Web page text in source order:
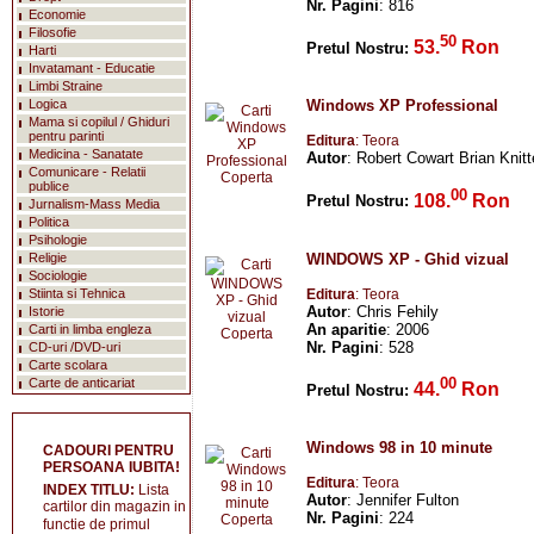
Nr. Pagini: 816
Pretul Nostru: 53.50 Ron
Windows XP Professional
Editura: Teora
Autor: Robert Cowart Brian
Pretul Nostru: 108.00 Ron
WINDOWS XP - Ghid vizual
Editura: Teora
Autor: Chris Fehily
An aparitie: 2006
Nr. Pagini: 528
Pretul Nostru: 44.00 Ron
Windows 98 in 10 minute
Editura: Teora
Autor: Jennifer Fulton
Nr. Pagini: 224
Economie
Filosofie
Harti
Invatamant - Educatie
Limbi Straine
Logica
Mama si copilul / Ghiduri
pentru parinti
Medicina - Sanatate
Comunicare - Relatii
publice
Jurnalism-Mass Media
Politica
Psihologie
Religie
Sociologie
Stiinta si Tehnica
Istorie
Carti in limba engleza
CD-uri /DVD-uri
Carte scolara
Carte de anticariat
CADOURI PENTRU
PERSOANA IUBITA!
INDEX TITLU: Lista
cartilor din magazin in
functie de primul